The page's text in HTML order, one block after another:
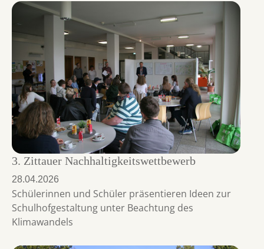
3. Zittauer Nachhaltigkeitswettbewerb
28.04.2026
Schülerinnen und Schüler präsentieren Ideen zur
Schulhofgestaltung unter Beachtung des
Klimawandels